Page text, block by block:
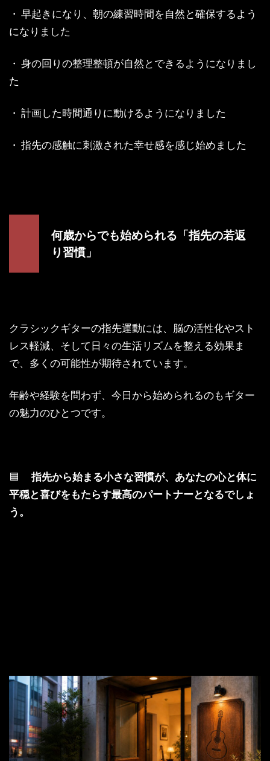
・ 早起きになり、朝の練習時間を自然と確保するよう
になりました
・ 身の回りの整理整頓が自然とできるようになりまし
た
・ 計画した時間通りに動けるようになりました
・ 指先の感触に刺激された幸せ感を感じ始めました
何歳からでも始められる「指先の若返
り習慣」
クラシックギターの指先運動には、脳の活性化やスト
レス軽減、そして日々の生活リズムを整える効果ま
で、多くの可能性が期待されています。
年齢や経験を問わず、今日から始められるのもギター
の魅力のひとつです。
🟦 指先から始まる小さな習慣が、あなたの心と体に
平穏と喜びをもたらす最高のパートナーとなるでしょ
う。